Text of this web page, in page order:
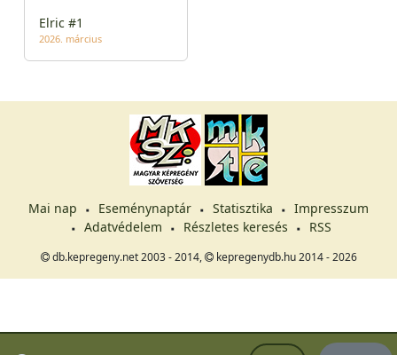
Elric #1
2026. március
Mai nap Eseménynaptár Statisztika
Impresszum
Adatvédelem
Részletes keresés RSS
db.kepregeny.net 2003 - 2014, kepregenydb.hu 2014 - 2026